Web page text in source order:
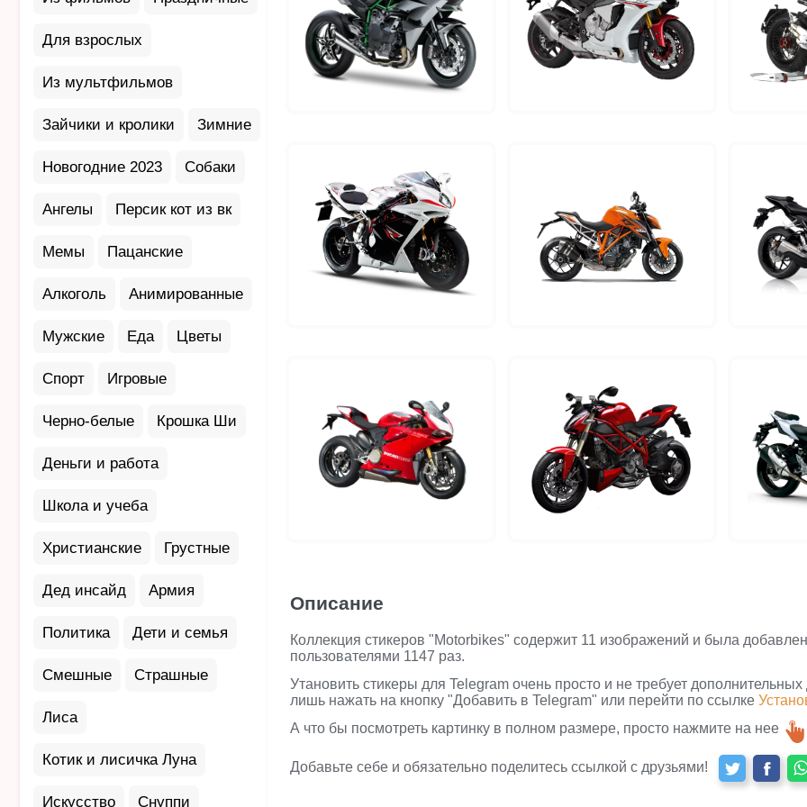
Для взрослых
Из мультфильмов
Зайчики и кролики Зимние
Новогодние 2023 Собаки
Ангелы Персик кот из вк
Мемы Пацанские
Алкоголь Анимированные
Мужские Еда Цветы
Спорт Игровые
Черно-белые Крошка Ши
Деньги и работа
Школа и учеба
Христианские Грустные
Дед инсайд Армия
Политика Дети и семья
Смешные Страшные
Лиса
Котик и лисичка Луна
Искусство Снуппи
Описание
Коллекция стикеров "Motorbikes" содержит 11 изображений и была
пользователями 1147 раз.
Утановить стикеры для Telegram очень просто и не требует
лишь нажать на кнопку "Добавить в Telegram" или перейти по ссылке
А что бы посмотреть картинку в полном размере, просто нажмите на нее
Добавьте себе и обязательно поделитесь ссылкой с друзьями!